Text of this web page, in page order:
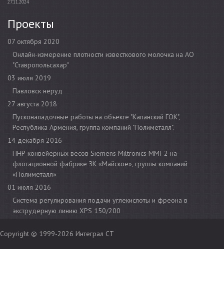
27.11.2024
Проекты
07 октября 2020
Онлайн-измерение плотности известкового молочка на АО
"Ставропольсахар"
03 июля 2019
Павловск неруд
27 августа 2018
Пусконаладочные работы на объекте "Капанский ГОК",
Республика Армения, группа компаний "Полиметалл".
14 декабря 2016
ПНР конвейерных весов Siemens Miltronics MMI-2 на
флотационной фабрике ЗК «Майское», группы компаний
«Полиметалл»
01 июля 2016
Cистема регулирования подачи углекислоты и фреона в
экструдерную линию XPS 150/200
Copyright © 1999-2026 Интеграл СТ